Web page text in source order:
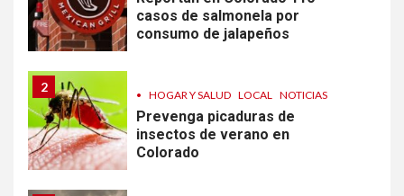
casos de salmonela por
consumo de jalapeños
2
• HOGAR Y SALUD LOCAL NOTICIAS
Prevenga picaduras de
insectos de verano en
Colorado